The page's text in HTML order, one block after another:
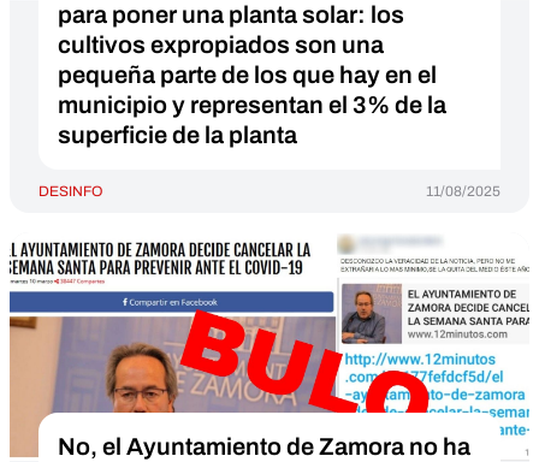
para poner una planta solar: los
cultivos expropiados son una
pequeña parte de los que hay en el
municipio y representan el 3% de la
superficie de la planta
DESINFO 11/08/2025
No, el Ayuntamiento de Zamora no ha